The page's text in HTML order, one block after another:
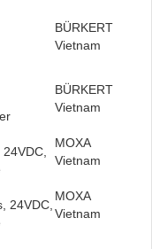
BÜRKERT
Vietnam
BÜRKERT
Vietnam
MOXA
Vietnam
24VDC,
MOXA
Vietnam